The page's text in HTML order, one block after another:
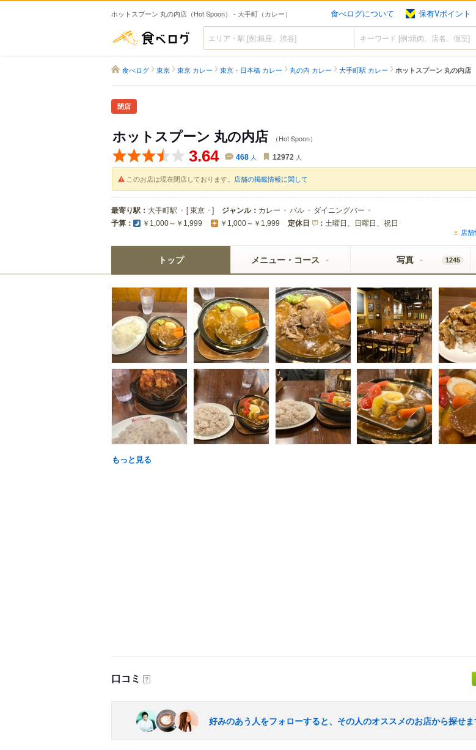
ホットスプーン 丸の内店（Hot Spoon） - 大手町（カレー） 食べログについて 保有Vポイント
食べログ
食べログ 東京 東京 カレー 東京・日本橋 カレー 丸の内 カレー 大手町駅 カレー ホットスプーン 丸の内店
閉店
ホットスプーン 丸の内店 （Hot Spoon）
3.64 468 人 12972 人
このお店は現在閉店しております。 店舗の掲載情報に関して
最寄り駅： 大手町駅 [東京 ] ジャンル： カレー バル ダイニングバー
予算： ￥1,000～￥1,999 ￥1,000～￥1,999 定休日 ： 土曜日、日曜日、祝日
店舗
トップ メニュー・コース 写真 1245
もっと見る
口コミ ？
好みのあう人をフォローすると、その人のオススメのお店から探せま